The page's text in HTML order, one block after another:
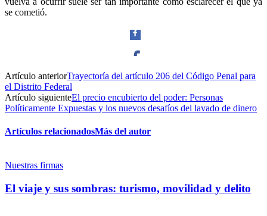
Bluesky
se cometió.
Facebook
Artículo anteriorTrayectoría del artículo 206 del Código Penal para
el Distrito Federal
Artículo siguienteEl precio encubierto del poder: Personas
Políticamente Expuestas y los nuevos desafíos del lavado de dinero
Artículos relacionadosMás del autor
Nuestras firmas
El viaje y sus sombras: turismo, movilidad y delito